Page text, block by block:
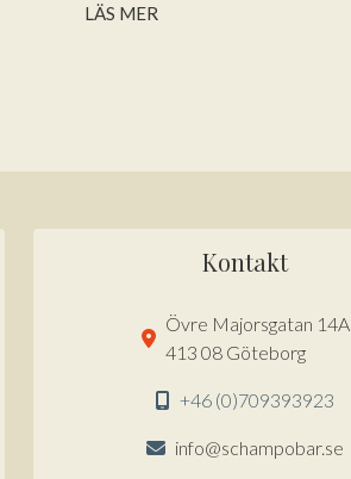
LÄS MER
Kontakt
Övre Majorsgatan 14A
413 08 Göteborg
+46 (0)709393923
info@schampobar.se